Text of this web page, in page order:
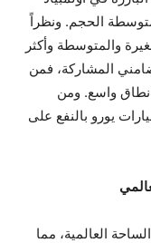
والمتوسطة الحجم. ونظراً
والمتوسطة وأكثر
المشاركة، فمن
نطاق واسع. ومن
أن تعود العقود التي تبلغ قيمتها 5 مليارات يورو بالنفع على
العالمية، مما